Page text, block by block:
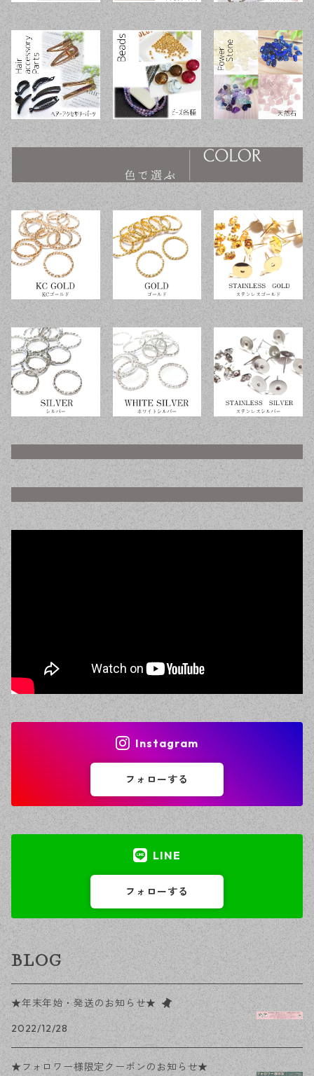
Instagram
フォローする
LINE
フォローする
BLOG
★年末年始・発送のお知らせ★
2022/12/28
★フォロワー様限定クーポンのお知らせ★